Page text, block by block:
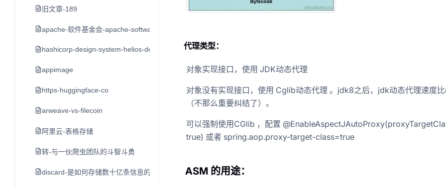
旧文章-189
apache-软件基金会-apache-software-foundation-asf
hashicorp-design-system-helios-design-system
appimage
https-huggingface-co
arweave-vs-filecoin
阿里云-表格存储
转-与一伙爬虫团队的斗智斗勇
discard-是如何存储数十亿条信息的-by-bo-ingram-cointime
代理类型：
对象实现接口，使用 JDK动态代理
对象没有实现接口，使用 Cglib动态代理 。jdk8之后，jdk动态代理速度
（不那么重要纠结了）。
可以强制使用CGlib ，配置
true) 或者 spring.aop.proxy-target-class=true
ASM 的用途：